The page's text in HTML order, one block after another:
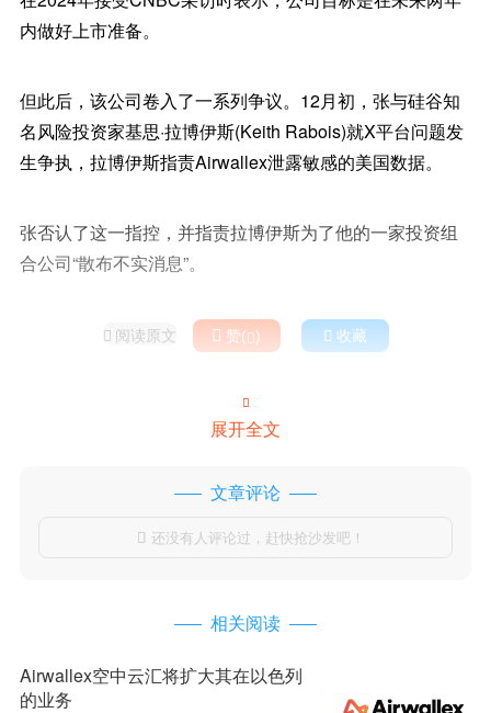
内做好上市准备。
但此后，该公司卷入了一系列争议。12月初，张与硅谷知
名风险投资家基思·拉博伊斯(Keith Rabois)就X平台问题发
生争执，拉博伊斯指责Airwallex泄露敏感的美国数据。
张否认了这一指控，并指责拉博伊斯为了他的一家投资组
合公司“散布不实消息”。
 阅读原文  赞()  收藏

展开全文
文章评论
 还没有人评论过，赶快抢沙发吧！
相关阅读
Airwallex空中云汇将扩大其在以色列
的业务